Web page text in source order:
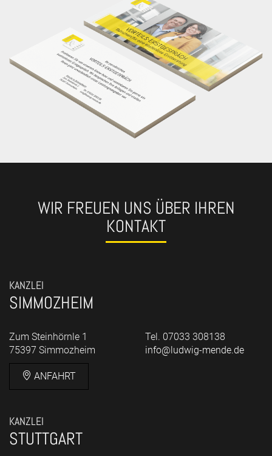
WIR FREUEN UNS ÜBER IHREN
KONTAKT
KANZLEI
SIMMOZHEIM
Zum Steinhörnle 1
75397 Simmozheim
ANFAHRT
Tel. 07033 308138
info@ludwig-mende.de
KANZLEI
STUTTGART